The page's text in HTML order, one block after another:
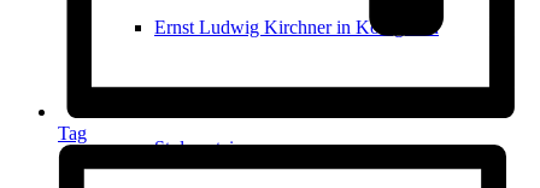
Ernst Ludwig Kirchner in Königstein
Stolpersteine
Tag